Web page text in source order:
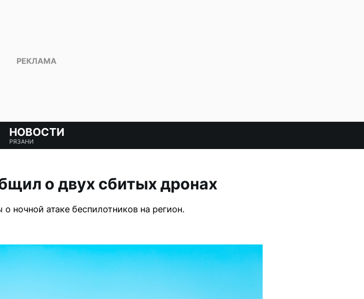
НОВОСТИ
РЯЗАНИ
о двух сбитых дронах
ночной атаке беспилотников на регион.